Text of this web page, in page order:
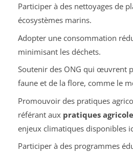
Participer à des nettoyages de
écosystèmes marins.
Adopter une consommation
minimisant les déchets.
Soutenir des ONG qui œuvrent
faune et de la flore, comme le
Promouvoir des pratiques
référant aux pratiques
enjeux climatiques disponibles
Participer à des programmes